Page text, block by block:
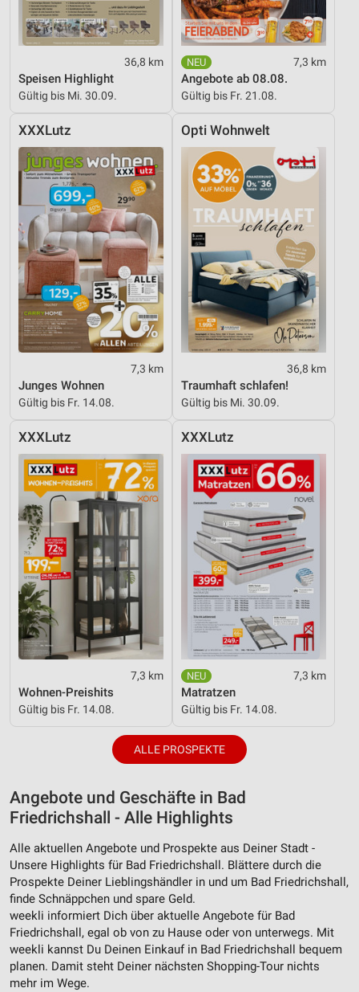
36,8 km
Speisen Highlight
Gültig bis Mi. 30.09.
7,3 km
Angebote ab 08.08.
Gültig bis Fr. 21.08.
XXXLutz
7,3 km
Junges Wohnen
Gültig bis Fr. 14.08.
Opti Wohnwelt
36,8 km
Traumhaft schlafen!
Gültig bis Mi. 30.09.
XXXLutz
7,3 km
Wohnen-Preishits
Gültig bis Fr. 14.08.
XXXLutz
7,3 km
Matratzen
Gültig bis Fr. 14.08.
ALLE PROSPEKTE
Angebote und Geschäfte in Bad
Friedrichshall - Alle Highlights
Alle aktuellen Angebote und Prospekte aus Deiner Stadt -
Unsere Highlights für Bad Friedrichshall. Blättere durch die
Prospekte Deiner Lieblingshändler in und um Bad Friedrichshall,
finde Schnäppchen und spare Geld.
weekli informiert Dich über aktuelle Angebote für Bad
Friedrichshall, egal ob von zu Hause oder von unterwegs. Mit
weekli kannst Du Deinen Einkauf in Bad Friedrichshall bequem
planen. Damit steht Deiner nächsten Shopping-Tour nichts
mehr im Wege.
Werbung